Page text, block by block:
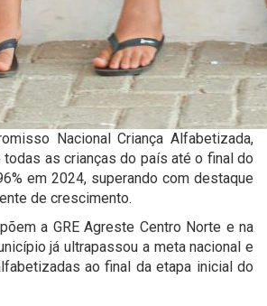
Nacional Criança Alfabetizada,
as crianças do país até o final do
em 2024, superando com destaque
de crescimento.
a GRE Agreste Centro Norte e na
já ultrapassou a meta nacional e
ao final da etapa inicial do